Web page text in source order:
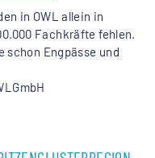
in OWL allein in
Fachkräfte fehlen.
schon Engpässe und